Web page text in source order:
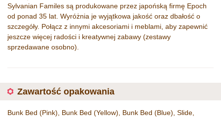
Sylvanian Familes są produkowane przez japońską firmę Epoch
od ponad 35 lat. Wyróżnia je wyjątkowa jakość oraz dbałość o
szczegóły. Połącz z innymi akcesoriami i meblami, aby zapewnić
jeszcze więcej radości i kreatywnej zabawy (zestawy
sprzedawane osobno).
Zawartość opakowania
Bunk Bed (Pink), Bunk Bed (Yellow), Bunk Bed (Blue), Slide,